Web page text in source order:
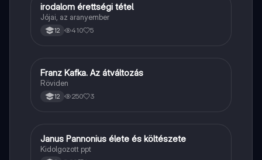
Magyar
irodalom érettségi tétel
Jójai, az aranyember
12 410 5
Magyar
Franz Kafka. Az átváltozás
Röviden
12 250 3
Magyar
Janus Pannonius élete és költészete
Kidolgozott ppt